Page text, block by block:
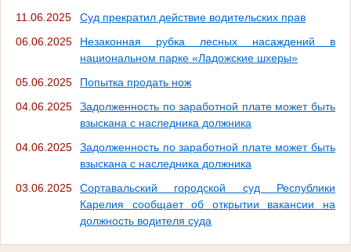
11.06.2025
Суд прекратил действие водительских прав
06.06.2025
Незаконная рубка лесных насаждений в
национальном парке «Ладожские шхеры»
05.06.2025
Попытка продать нож
04.06.2025
Задолженность по заработной плате может быть
взыскана с наследника должника
04.06.2025
Задолженность по заработной плате может быть
взыскана с наследника должника
03.06.2025
Сортавальский городской суд Республики
Карелия сообщает об открытии вакансии на
должность водителя суда